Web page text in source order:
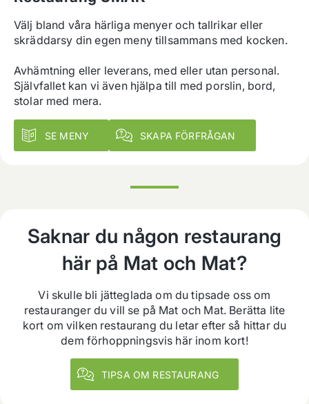
Välj bland våra härliga menyer och tallrikar eller
skräddarsy din egen meny tillsammans med kocken.
Avhämtning eller leverans, med eller utan personal.
Självfallet kan vi även hjälpa till med porslin, bord,
stolar med mera.
SE MENY SKAPA FÖRFRÅGAN
Saknar du någon restaurang
här på Mat och Mat?
Vi skulle bli jätteglada om du tipsade oss om
restauranger du vill se på Mat och Mat. Berätta lite
kort om vilken restaurang du letar efter så hittar du
dem förhoppningsvis här inom kort!
TIPSA OM RESTAURANG